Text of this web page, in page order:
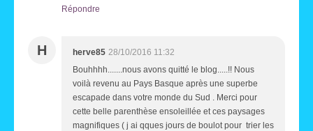
Répondre
H herve85 28/10/2016 11:32
Bouhhhh.......nous avons quitté le blog.....!! Nous
voilà revenu au Pays Basque après une superbe
escapade dans votre monde du Sud . Merci pour
cette belle parenthèse ensoleillée et ces paysages
magnifiques ( j ai qques jours de boulot pour trier les